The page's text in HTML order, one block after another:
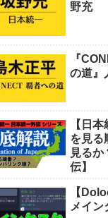
野充
『
の道』
【日
を見る
見るか
伝】
【
メイン